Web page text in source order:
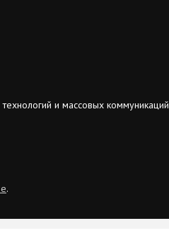
и массовых коммуникаций
.